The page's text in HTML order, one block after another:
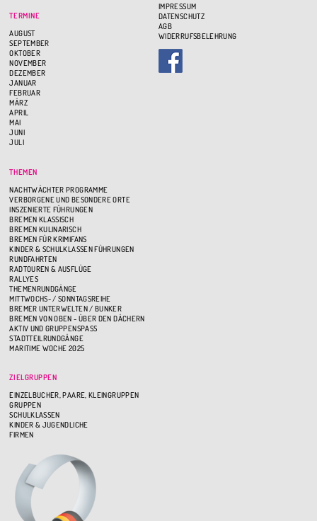
TERMINE
AUGUST
SEPTEMBER
OKTOBER
NOVEMBER
DEZEMBER
JANUAR
FEBRUAR
MÄRZ
APRIL
MAI
JUNI
JULI
THEMEN
NACHTWÄCHTER PROGRAMME
VERBORGENE UND BESONDERE ORTE
INSZENIERTE FÜHRUNGEN
BREMEN KLASSISCH
BREMEN KULINARISCH
BREMEN FÜR KRIMIFANS
KINDER & SCHULKLASSEN FÜHRUNGEN
RUNDFAHRTEN
RADTOUREN & AUSFLÜGE
RALLYES
THEMENRUNDGÄNGE
MITTWOCHS- / SONNTAGSREIHE
BREMER UNTERWELTEN / BUNKER
BREMEN VON OBEN - ÜBER DEN DÄCHERN
AKTIV UND GRUPPENSPASS
STADTTEILRUNDGÄNGE
MARITIME WOCHE 2025
ZIELGRUPPEN
EINZELBUCHER, PAARE, KLEINGRUPPEN
GRUPPEN
SCHULKLASSEN
KINDER & JUGENDLICHE
FIRMEN
IMPRESSUM
DATENSCHUTZ
AGB
WIDERRUFSBELEHRUNG